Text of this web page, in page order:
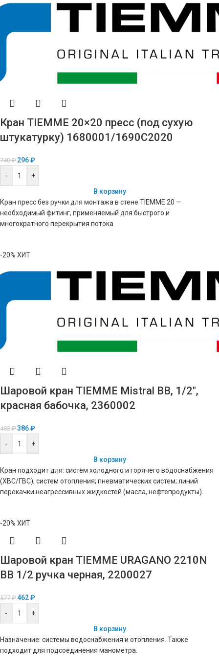
Кран TIEMME 20×20 пресс (под сухую
штукатурку) 1680001/1690C2020
740₽ 296₽
-
+
В корзину
Кран пресс без ручки для монтажа в стене TIEMME 20 —
необходимый фитинг, применяемый для быстрого и
многократного перекрытия потока
-20% ХИТ
Шаровой кран TIEMME Mistral ВВ, 1/2″,
красная бабочка, 2360002
483₽ 386₽
-
+
В корзину
Кран подходит для: систем холодного и горячего водоснабжения
(ХВС/ГВС); систем отопления; пневматических систем; линий
перекачки неагрессивных жидкостей (масла, нефтепродукты).
-20% ХИТ
Шаровой кран TIEMME URAGANO 2210N
ВВ 1/2 ручка черная, 2200027
577₽ 462₽
-
+
В корзину
Назначение: системы водоснабжения и отопления. Также
подходит для подсоединения манометра.